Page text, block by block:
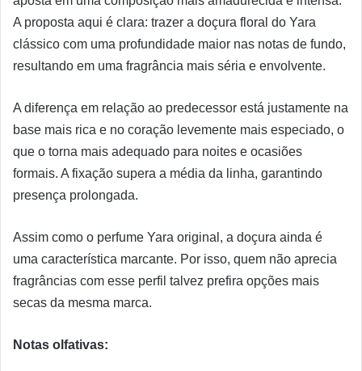
A proposta aqui é clara: trazer a doçura floral do Yara
clássico com uma profundidade maior nas notas de fundo,
resultando em uma fragrância mais séria e envolvente.
A diferença em relação ao predecessor está justamente na
base mais rica e no coração levemente mais especiado, o
que o torna mais adequado para noites e ocasiões
formais. A fixação supera a média da linha, garantindo
presença prolongada.
Assim como o perfume Yara original, a doçura ainda é
uma característica marcante. Por isso, quem não aprecia
fragrâncias com esse perfil talvez prefira opções mais
secas da mesma marca.
Notas olfativas: